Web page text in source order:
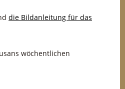
die Bildanleitung für das
wöchentlichen